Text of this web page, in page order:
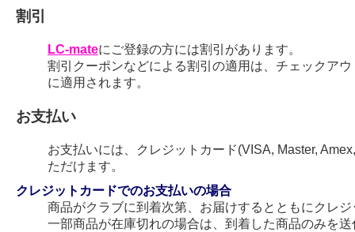
割引
LC-mateにご登録の方には割引があります。
割引クーポンなどによる割引の適用は、チェックア
に適用されます。
お支払い
お支払いには、クレジットカード(VISA, Master,
ただけます。
クレジットカードでのお支払いの場合
商品がクラブに到着次第、お届けするとともにクレ
一部商品が在庫切れの場合は、到着した商品のみを